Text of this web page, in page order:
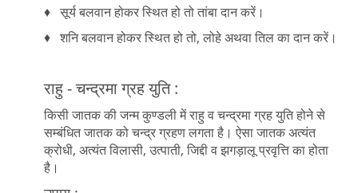
♦ सूर्य बलवान होकर स्थित हो तो तांबा दान करें।
♦ शनि बलवान होकर स्थित हो तो, लोहे अथवा तिल का दान करें।
राहु - चन्द्रमा ग्रह युति :
किसी जातक की जन्म कुण्डली में राहु व चन्द्रमा ग्रह युति होने से
सम्बंधित जातक को चन्द्र ग्रहण लगता है। ऐसा जातक अत्यंत
क्रोधी, अत्यंत विलासी, उत्पाती, जिद्दी व झगड़ालू प्रवृत्ति का होता
है।